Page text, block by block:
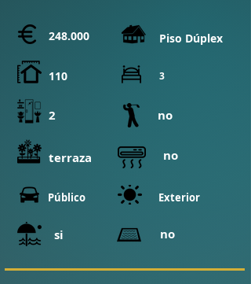
3
248.000 Piso Dúplex
110
2
terraza
​Público
no
no
Exterior
si no